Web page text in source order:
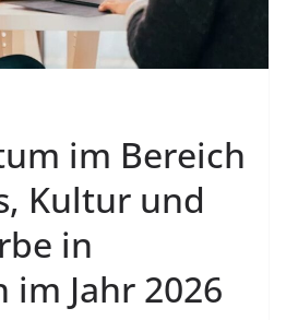
im Bereich
Kultur und
in
im Jahr 2026